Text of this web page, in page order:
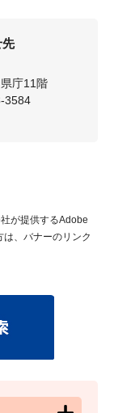
先
庁11階
3584
が提供するAdobe
、バナーのリンク